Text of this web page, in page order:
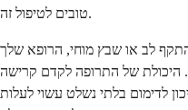
טובים לטיפול זה.
לב או שבץ מוחי, הרופא שלך
היכולת של התרופה לקדם קרישה
לדימום בלתי נשלט עשוי לעלות